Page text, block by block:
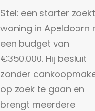
Stel: een starter
woning in Apeldoorn
een budget van
€350.000. Hij besluit
zonder
op zoek te gaan en
brengt meerdere